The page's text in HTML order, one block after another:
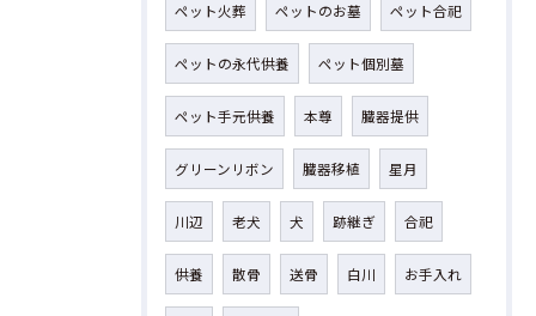
ペット火葬 ペットのお墓 ペット合祀
ペットの永代供養 ペット個別墓
ペット手元供養 本尊 臓器提供
グリーンリボン 臓器移植 星月
川辺 老犬 犬 跡継ぎ 合祀
供養 散骨 送骨 白川 お手入れ